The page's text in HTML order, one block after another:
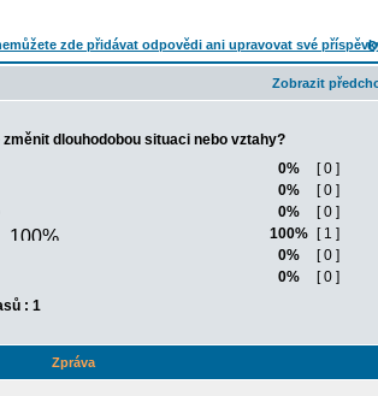
Zobrazit
dlouhodobou situaci nebo vztahy?
0%
[ 0 ]
0%
[ 0 ]
0%
[ 0 ]
100%
[ 1 ]
0%
[ 0 ]
0%
[ 0 ]
: 1
Zpráva